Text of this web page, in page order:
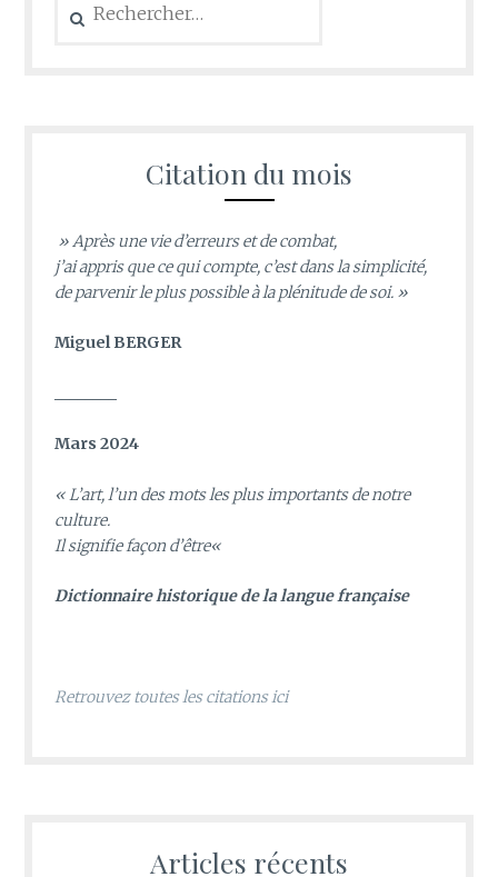
Citation du mois
» Après une vie d’erreurs et de combat,
j’ai appris que ce qui compte, c’est dans la simplicité,
de parvenir le plus possible à la plénitude de soi. »
Miguel BERGER
Mars 2024
« L’art, l’un des mots les plus importants de notre
culture.
Il signifie façon d’être«
Dictionnaire historique de la langue française
Retrouvez toutes les citations ici
Articles récents